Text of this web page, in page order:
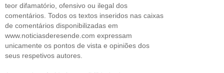
teor difamatório, ofensivo ou ilegal dos
comentários. Todos os textos inseridos nas caixas
de comentários disponibilizadas em
www.noticiasderesende.com expressam
unicamente os pontos de vista e opiniões dos
seus respetivos autores.